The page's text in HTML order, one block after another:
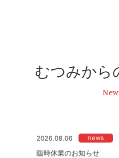
むつみから
2026.08.06
news
臨時休業のお知らせ